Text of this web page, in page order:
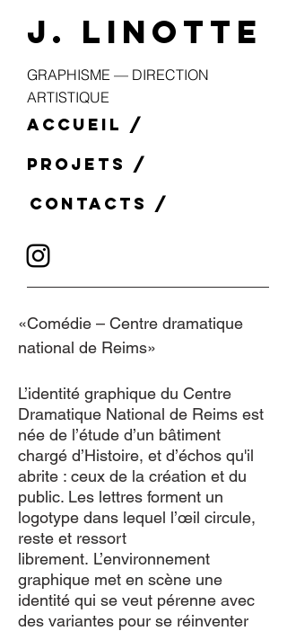
J. LINOTTE
GRAPHISME — DIRECTION
ARTISTIQUE
ACCUEIL /
PROJETS /
CONTACTS /
«Comédie – Centre dramatique
national de Reims»
L’identité graphique du Centre
Dramatique National de Reims est
née de l’étude d’un bâtiment
chargé d’Histoire, et d’échos qu'il
abrite : ceux de la création et du
public. Les lettres forment un
logotype dans lequel l’œil circule,
reste et ressort
librement. L’environnement
graphique met en scène une
identité qui se veut pérenne avec
des variantes pour se réinventer